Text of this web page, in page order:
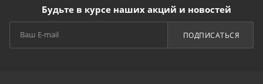
Будьте в курсе наших акций и новостей
ПОДПИСАТЬСЯ